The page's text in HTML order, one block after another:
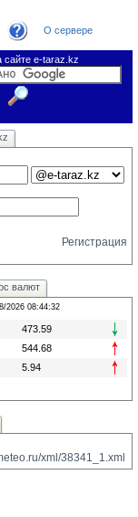
О сервере
сайте e-taraz.kz
в Таразе
Замечания и предложения
Регистрация
валют
2026 08:44:32
473.59
544.68
5.94
xml/38341_1.xml